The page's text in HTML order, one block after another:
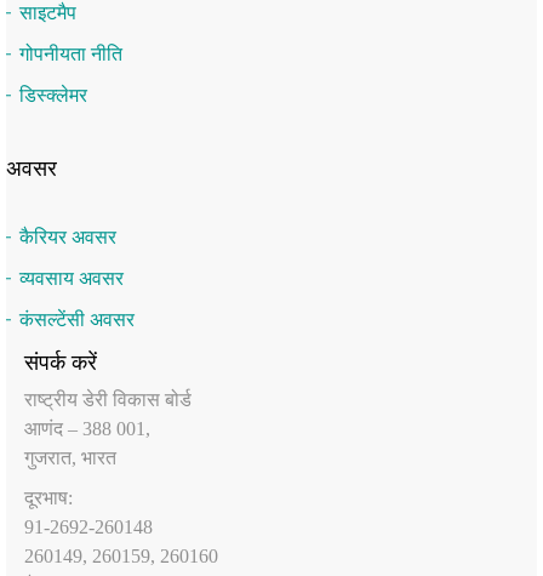
साइटमैप
गोपनीयता नीति
डिस्क्लेमर
अवसर
कैरियर अवसर
व्यवसाय अवसर
कंसल्टेंसी अवसर
संपर्क करें
राष्‍ट्रीय डेरी विकास बोर्ड
आणंद – 388 001,
गुजरात, भारत
दूरभाष:
91-2692-260148
260149, 260159, 260160